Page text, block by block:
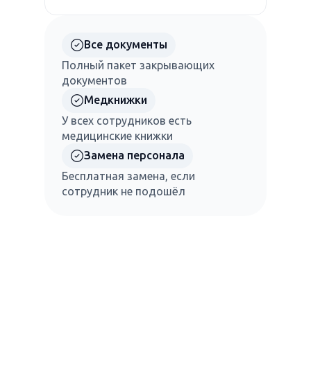
Все документы
Полный пакет закрывающих
документов
Медкнижки
У всех сотрудников есть
медицинские книжки
Замена персонала
Бесплатная замена, если
сотрудник не подошёл